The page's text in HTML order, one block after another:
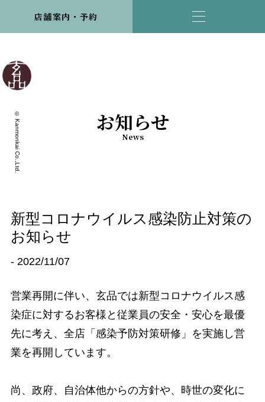
店舗案内・予約
© Kanmonkai Co.,Ltd. お知らせ
News
新型コロナウイルス感染防止対策の
お知らせ
- 2022/11/07
営業再開に伴い、玄品では新型コロナウイルス感
染症に対するお客様と従業員の安全・安心を最優
先に考え、全店「感染予防対策研修」を実施し営
業を再開しています。
尚、政府、自治体他からの方針や、時世の変化に